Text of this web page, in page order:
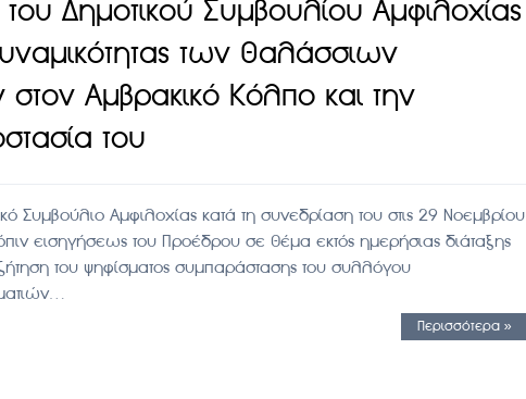
Δημοτικού Συμβουλίου Αμφιλοχίας
των θαλάσσιων
Αμβρακικό Κόλπο και την
του
Συμβούλιο Αμφιλοχίας κατά τη συνεδρίαση του στις 29 Νοεμβρίου
εισηγήσεως του Προέδρου σε θέμα εκτός ημερήσιας διάταξης
του ψηφίσματος συμπαράστασης του συλλόγου
Περισσότερα »